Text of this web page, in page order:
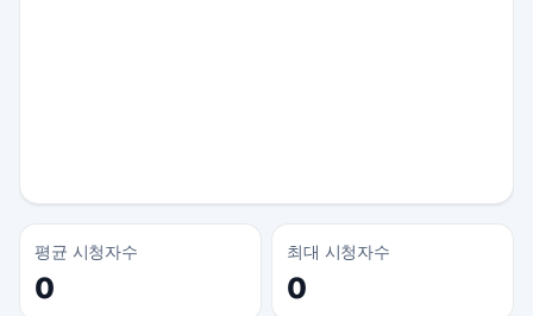
평균 시청자수
0
최대 시청자수
0